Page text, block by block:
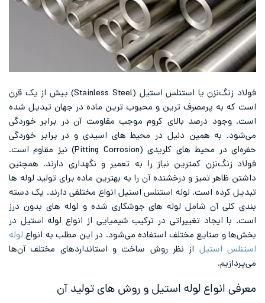
فولاد زنگ‌نزن یا استنلس استیل (Stainless Steel) بیش از یک قرن
است که به پرمصرف ترین و محبوب ترین ماده در جهان تبدیل شده
است. وجود درصد بالای کروم موجب مقاومت آن در برابر خوردگی
می‌شود. به همین دلیل در محیط‌ های اسیدی و در برابر خوردگی
حفره‌ای در محیط ‌های کلریدی (Pitting Corrosion) نیز مقاوم است.
فولاد زنگ‌نزن کمترین نیاز را به تعمیر و نگهداری دارند. همچنین
داشتن ظاهر تمیز و درخشنده آن را به بهترین ماده برای تولید لوله ‌ها
تبدیل کرده است. لوله استنلس استیل انواع مختلفی دارند. یک دسته
بندی کلی آن شامل لوله‌ های جوشکاری شده و لوله‌ های بدون درز
است. با ایجاد تغییراتی در ترکیب شیمیایی از انواع لوله استیل در
بخش‌‌ها و صنایع مختلف استفاده می‌شود. در این مطلب به انواع لوله
استنلس استیل از نظر روش ساخت و استانداردهای مختلف آن‌ها
می‌پردازیم.
معرفی انواع لوله استیل و روش های تولید آن